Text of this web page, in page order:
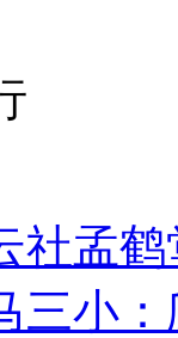
社孟
三小